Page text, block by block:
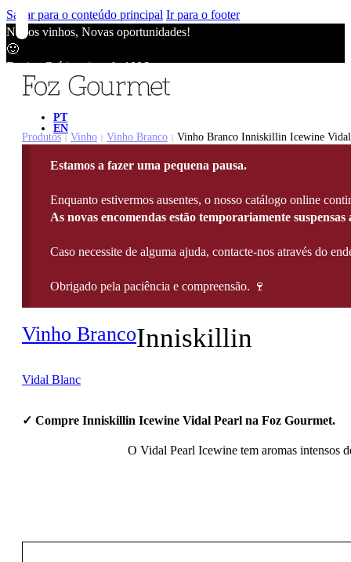
Saltar para o conteúdo principal Ir para o footer
Novos vinhos, Novas oportunidades!
🙂
Envios Grátis acima de 100€
Envios Grátis acima de 100€
Novos vinhos, Novas oportunidades!
Envios Grátis acima de 100€
PT
EN
Produtos | Vinho | Vinho Branco | Vinho Branco Inniskillin Icewine
Estamos a fazer uma pequena pausa.
Enquanto estivermos ausentes, o nosso catálogo online
As novas encomendas estão temporariamente suspensas
Caso necessite de alguma ajuda, contacte-nos através do
Obrigado pela paciência e compreensão. 🍷
Vinho BrancoInniskillin
Vidal Blanc
✓ Compre Inniskillin Icewine Vidal Pearl na Foz Gourmet.
O Vidal Pearl Icewine tem aromas intensos